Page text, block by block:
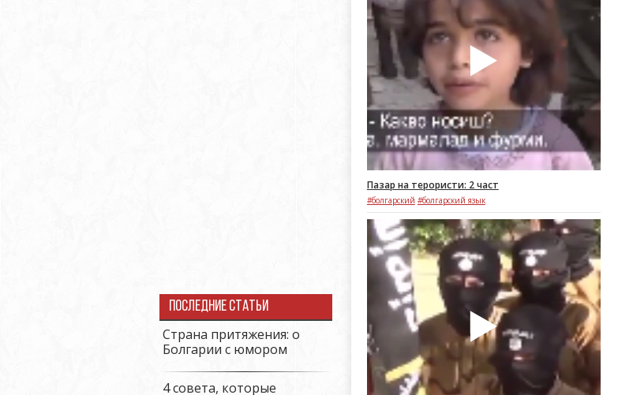
Последние статьи
Страна притяжения: о
Болгарии с юмором
4 совета, которые
Пазар на терористи: 2 част
#болгарский #болгарский язык